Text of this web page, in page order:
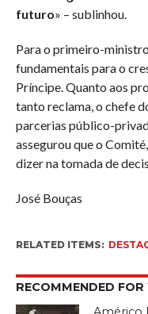
futuro» – sublinhou.
Para o primeiro-
fundamentais para o
Príncipe. Quanto aos
tanto reclama, o chefe
parcerias público-
assegurou que o
dizer na tomada de
José Bouças
RELATED ITEMS:
RECOMMENDED FOR